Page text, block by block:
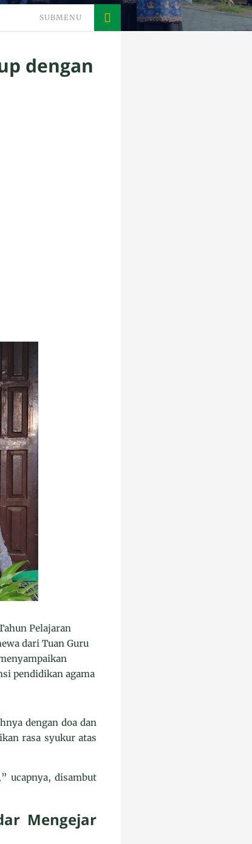
SUBMENU
dengan
Pelajaran
dari Tuan Guru
pendidikan agama
dengan doa dan
rasa syukur atas
ucapnya, disambut
Mengejar